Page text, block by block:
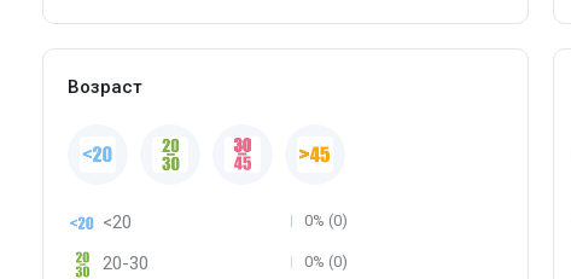
Возраст
<20 0% (0)
20-30 0% (0)